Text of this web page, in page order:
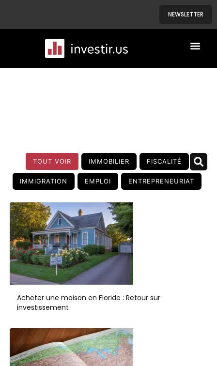
NEWSLETTER
TOUT VOIR IMMOBILIER FISCALITÉ
IMMIGRATION EMPLOI ENTREPRENEURIAT
Acheter une maison en Floride : Retour sur
investissement